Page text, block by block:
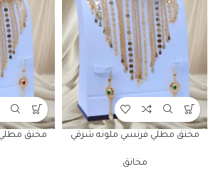
مخنق مطلي فرنسي ملونه شرقي
مخانق
مخنق